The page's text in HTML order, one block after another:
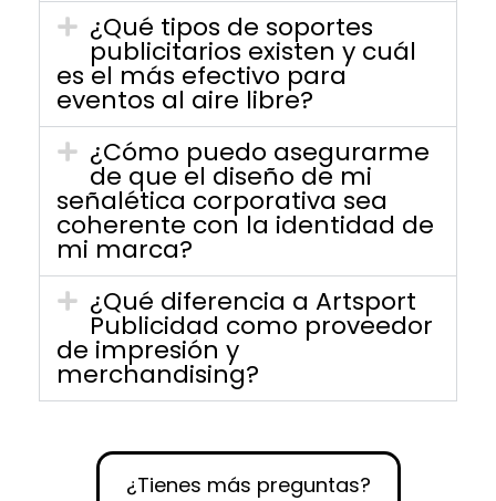
¿Qué tipos de soportes
publicitarios existen y cuál
es el más efectivo para
eventos al aire libre?
¿Cómo puedo asegurarme
de que el diseño de mi
señalética corporativa sea
coherente con la identidad de
mi marca?
¿Qué diferencia a Artsport
Publicidad como proveedor
de impresión y
merchandising?
¿Tienes más preguntas?